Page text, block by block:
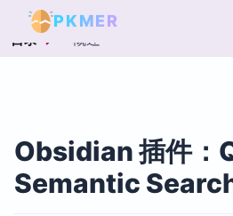
PKMER
目录 概述
Obsidian 插件：
Semantic